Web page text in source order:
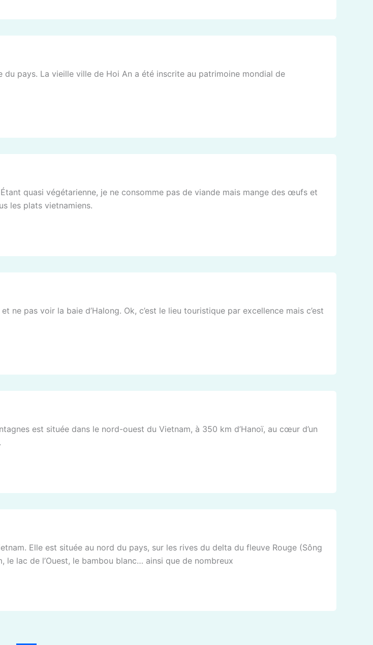
pays. La vieille ville de Hoi An a été inscrite au patrimoine mondial de
quasi végétarienne, je ne consomme pas de viande mais mange des œufs et
les plats vietnamiens.
ne pas voir la baie d’Halong. Ok, c’est le lieu touristique par excellence mais c’est
est située dans le nord-ouest du Vietnam, à 350 km d’Hanoï, au cœur d’un
Elle est située au nord du pays, sur les rives du delta du fleuve Rouge (Sông
lac de l’Ouest, le bambou blanc… ainsi que de nombreux